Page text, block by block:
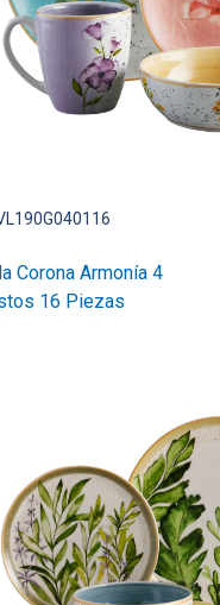
Corona Armonía 4
16 Piezas